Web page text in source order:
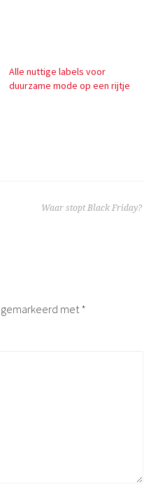
Alle nuttige labels voor
duurzame mode op een rijtje
Waar stopt Black Friday?
met*